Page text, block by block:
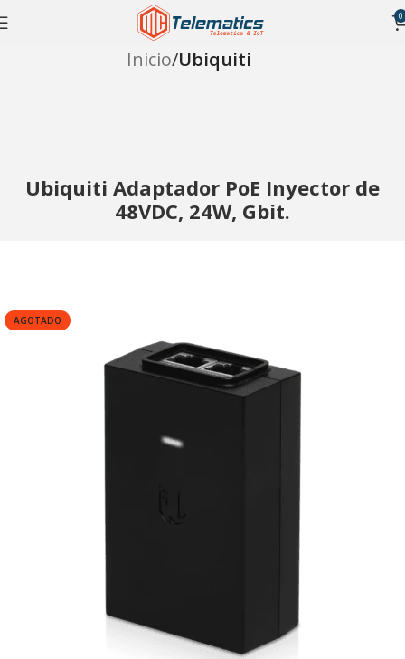
0
Inicio Ubiquiti
Ubiquiti Adaptador PoE Inyector de
48VDC, 24W, Gbit.
AGOTADO